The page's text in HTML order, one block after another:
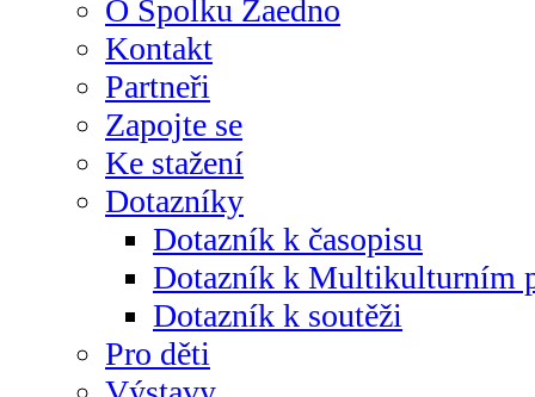
O Spolku Zaedno
Kontakt
Partneři
Zapojte se
Ke stažení
Dotazníky
Dotazník k časopisu
Dotazník k Multikulturním
Dotazník k soutěži
Pro děti